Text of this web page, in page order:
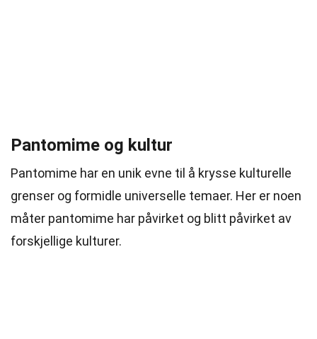
Pantomime og kultur
Pantomime har en unik evne til å krysse kulturelle
grenser og formidle universelle temaer. Her er noen
måter pantomime har påvirket og blitt påvirket av
forskjellige kulturer.